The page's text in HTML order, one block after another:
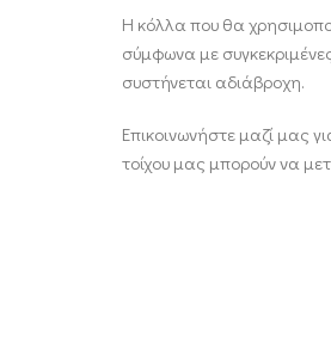
Η κόλλα που θα
σύμφωνα με
συστήνεται αδιάβροχη.
Επικοινωνήστε μαζί μας
τοίχου μας μπορούν να